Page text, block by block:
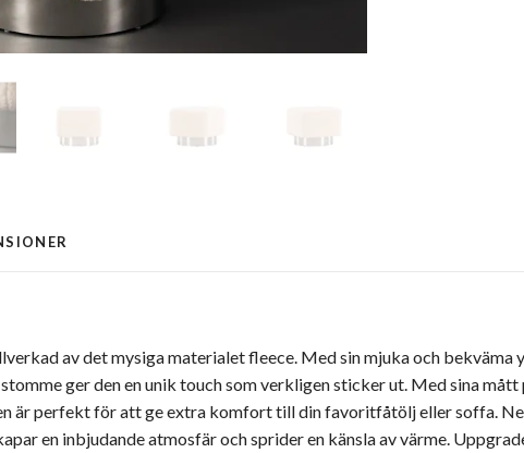
av det mysiga materialet fleece. Med sin mjuka och bekväma
ger den en unik touch som verkligen sticker ut. Med sina
är perfekt för att ge extra komfort till din favoritfåtölj eller soffa.
en inbjudande atmosfär och sprider en känsla av värme.